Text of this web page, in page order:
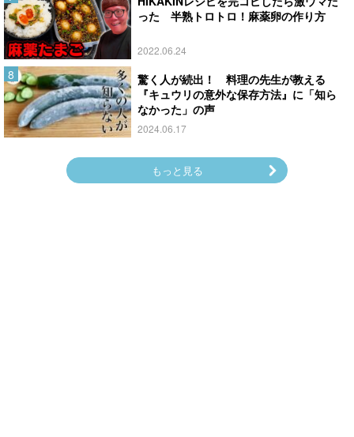
った 半熟トロトロ！麻薬卵の作り方
2022.06.24
驚く人が続出！ 料理の先生が教える
『キュウリの意外な保存方法』に「知ら
なかった」の声
2024.06.17
もっと見る